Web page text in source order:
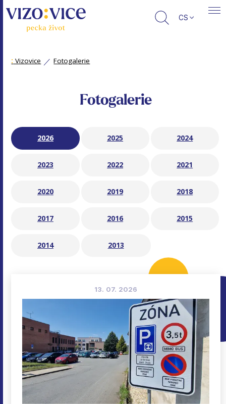
CS
: Vizovice Fotogalerie
Fotogalerie
2026 2025 2024
2023 2022 2021
2020 2019 2018
2017 2016 2015
2014 2013
13. 07. 2026